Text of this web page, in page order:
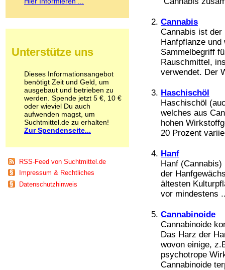
Cannabis
Cannabis ist
Hanfpflanze
Sammelbegriff
Rauschmittel,
verwendet. Der
Haschischöl
Haschischöl
welches aus
hohen
20 Prozent
Hanf
Hanf
der
ältesten
vor mindestens
Cannabinoide
Cannabinoide
Das Harz der
wovon einige,
psychotrope
Cannabinoide
Methadon
Pilze
Psychopharmaka
Schlafmittel
Schmerzmittel
Schnüffelstoffe
Spice
Sucht / Süchte
Alkoholsucht
Co-Abhängigkeit
Computersucht
Ess-Brechsucht
Essstörungen
Fernsehsucht
Unterstütze uns
Dieses Informationsangebot
benötigt Zeit und Geld, um
ausgebaut und betrieben zu
werden. Spende jetzt 5 €, 10 €
oder wieviel Du auch
aufwenden magst, um
Suchtmittel.de zu erhalten!
Zur Spendenseite...
RSS-Feed von Suchtmittel.de
Impressum & Rechtliches
Datenschutzhinweis